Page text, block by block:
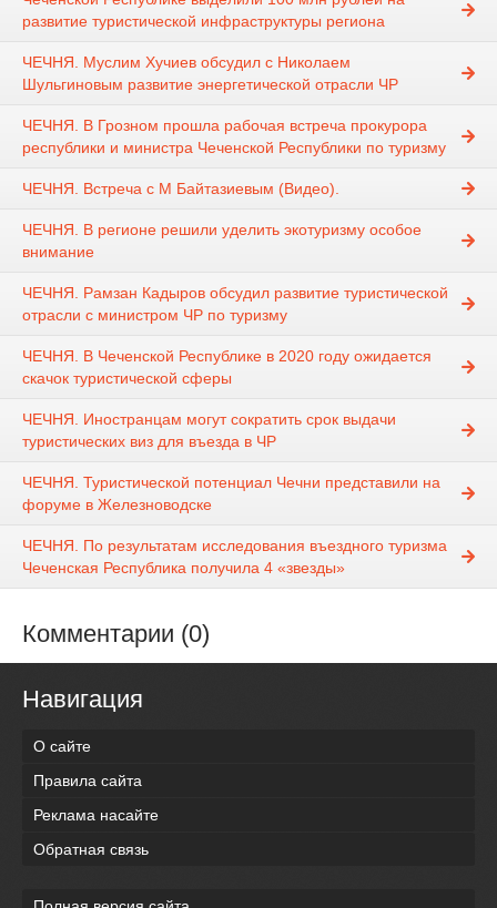
развитие туристической инфраструктуры региона
ЧЕЧНЯ. Муслим Хучиев обсудил с Николаем
Шульгиновым развитие энергетической отрасли ЧР
ЧЕЧНЯ. В Грозном прошла рабочая встреча прокурора
республики и министра Чеченской Республики по туризму
ЧЕЧНЯ. Встреча с М Байтазиевым (Видео).
ЧЕЧНЯ. В регионе решили уделить экотуризму особое
внимание
ЧЕЧНЯ. Рамзан Кадыров обсудил развитие туристической
отрасли с министром ЧР по туризму
ЧЕЧНЯ. В Чеченской Республике в 2020 году ожидается
скачок туристической сферы
ЧЕЧНЯ. Иностранцам могут сократить срок выдачи
туристических виз для въезда в ЧР
ЧЕЧНЯ. Туристической потенциал Чечни представили на
форуме в Железноводске
ЧЕЧНЯ. По результатам исследования въездного туризма
Чеченская Республика получила 4 «звезды»
Комментарии (0)
Навигация
О сайте
Правила сайта
Реклама насайте
Обратная связь